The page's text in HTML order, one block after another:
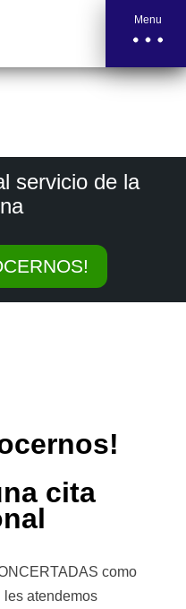
Menu
servicio de la
cita
como
les atendemos